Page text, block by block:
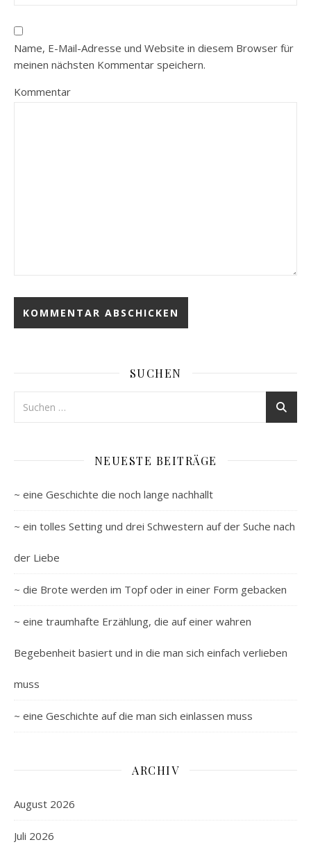
Name, E-Mail-Adresse und Website in diesem Browser für
meinen nächsten Kommentar speichern.
Kommentar
SUCHEN
NEUESTE BEITRÄGE
~ eine Geschichte die noch lange nachhallt
~ ein tolles Setting und drei Schwestern auf der Suche nach
der Liebe
~ die Brote werden im Topf oder in einer Form gebacken
~ eine traumhafte Erzählung, die auf einer wahren
Begebenheit basiert und in die man sich einfach verlieben
muss
~ eine Geschichte auf die man sich einlassen muss
ARCHIV
August 2026
Juli 2026